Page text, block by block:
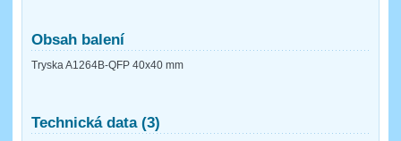
Obsah balení
Tryska A1264B-QFP 40x40 mm
Technická data (3)